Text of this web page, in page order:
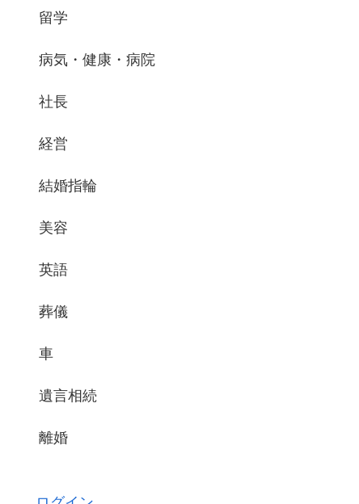
留学
病気・健康・病院
社長
経営
結婚指輪
美容
英語
葬儀
車
遺言相続
離婚